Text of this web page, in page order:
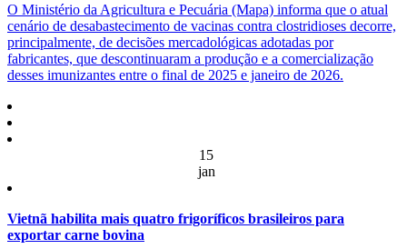
O Ministério da Agricultura e Pecuária (Mapa) informa que o atual
cenário de desabastecimento de vacinas contra clostridioses decorre,
principalmente, de decisões mercadológicas adotadas por
fabricantes, que descontinuaram a produção e a comercialização
desses imunizantes entre o final de 2025 e janeiro de 2026.
15
jan
Vietnã habilita mais quatro frigoríficos brasileiros para
exportar carne bovina